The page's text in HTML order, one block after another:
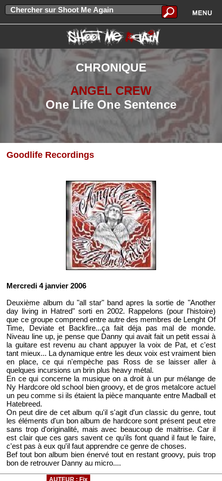
CHRONIQUE
ANGEL CREW
One Life One Sentence
Goodlife Recordings
Mercredi 4 janvier 2006
Deuxième album du "all star" band apres la sortie de "Another
day living in Hatred" sorti en 2002. Rappelons (pour l'histoire)
que ce groupe comprend entre autre des membres de Lenght Of
Time, Deviate et Backfire...ça fait déja pas mal de monde.
Niveau line up, je pense que Danny qui avait fait un petit essai à
la guitare est revenu au chant appuyer la voix de Pat, et c'est
tant mieux... La dynamique entre les deux voix est vraiment bien
en place, ce qui n'empèche pas Ross de se laisser aller à
quelques incursions un brin plus heavy métal.
En ce qui concerne la musique on a droit à un pur mélange de
Ny Hardcore old school bien groovy, et de gros metalcore actuel
un peu comme si ils étaient la pièce manquante entre Madball et
Hatebreed.
On peut dire de cet album qu'il s'agit d'un classic du genre, tout
les éléments d'un bon album de hardcore sont présent peut etre
sans trop d'originalité, mais avec beaucoup de maitrise. Car il
est clair que ces gars savent ce qu'ils font quand il faut le faire,
c'est pas à eux qu'il faut apprendre ce genre de choses.
Bef tout bon album bien énervé tout en restant groovy, puis trop
bon de retrouver Danny au micro....